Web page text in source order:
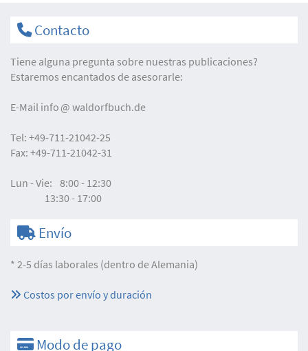
Contacto
Tiene alguna pregunta sobre nuestras publicaciones?
Estaremos encantados de asesorarle:
E-Mail info waldorfbuch.de
Tel: +49-711-21042-25
Fax: +49-711-21042-31
Lun - Vie: 8:00 - 12:30
13:30 - 17:00
Envío
* 2-5 días laborales (dentro de Alemania)
Costos por envío y duración
Modo de pago